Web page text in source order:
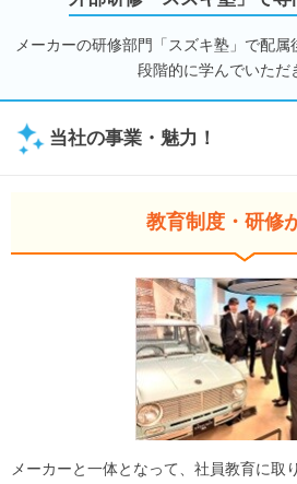
メーカーの研修部門「スズキ塾」で配
段階的に学んでいただ
当社の事業・魅力！
教育制度・研修
メーカーと一体となって、社員教育に取